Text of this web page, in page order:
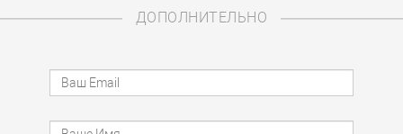
ДОПОЛНИТЕЛЬНО